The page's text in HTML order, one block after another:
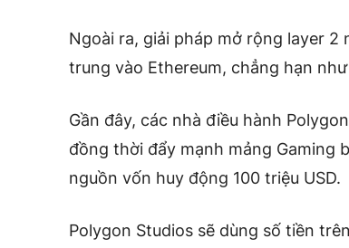
Ngoài ra, giải pháp mở rộng layer
trung vào Ethereum, chẳng hạn như
Gần đây, các nhà điều hành
đồng thời đẩy mạnh mảng Gaming
nguồn vốn huy động 100 triệu USD.
Polygon Studios sẽ dùng số tiền